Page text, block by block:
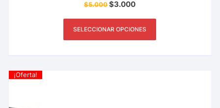
$5.000$3.000
SELECCIONAR OPCIONES
¡Oferta!